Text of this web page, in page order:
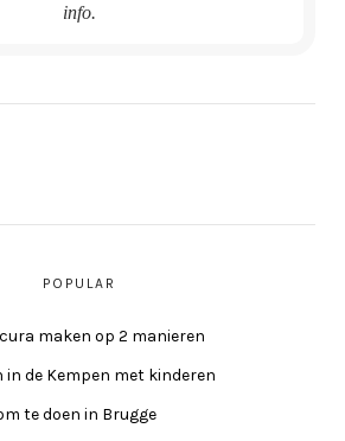
info.
POPULAR
maken op 2 manieren
in de Kempen met kinderen
te doen in Brugge